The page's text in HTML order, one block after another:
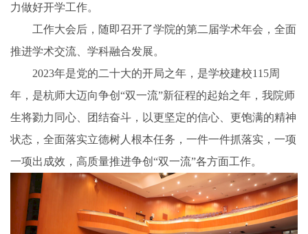
力做好开学工作。
工作大会后，随即召开了学院的第二届学术年会，全面
推进学术交流、学科融合发展。
2023年是党的二十大的开局之年，是学校建校115周
年，是杭师大迈向争创 “双一流”新征程的起始之年， 我院师
生将勠力同心、 团结奋斗，以更坚定的信心、更饱满的精神
状态，全面落实立德树人根本任务，一件一件抓落实，一项
一项出成效，高质量推进争创 “双一流”各方面工作。